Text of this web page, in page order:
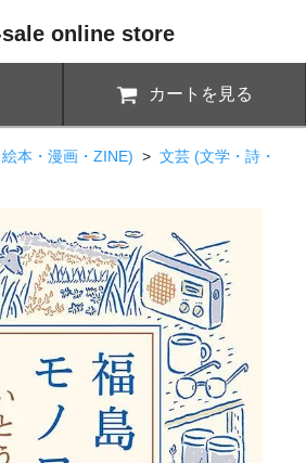
online store
カートを見る
本・漫画・ZINE) > 文芸 (文学・詩・